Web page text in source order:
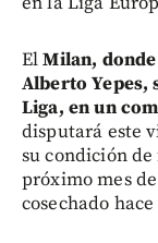
ElMilan,
Alberto Yepes,
Liga, en un
disputará este
su condición
próximo mes
cosechado